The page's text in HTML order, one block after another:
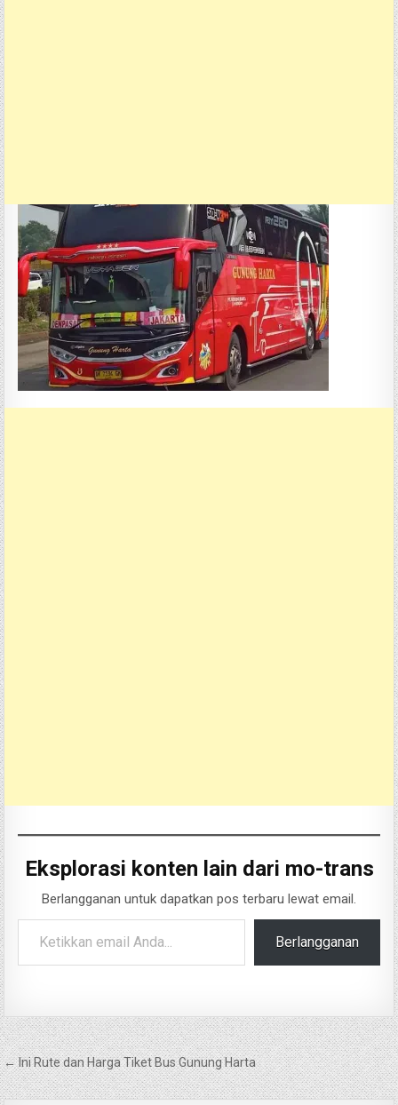
Eksplorasi konten lain dari mo-trans
Berlangganan untuk dapatkan pos terbaru lewat email.
Ketikkan email Anda...
Berlangganan
Navigasi
pos
← Ini Rute dan Harga Tiket Bus Gunung Harta